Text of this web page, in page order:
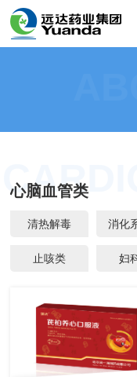
心脑血管类
清热解毒 消化
止咳类 妇